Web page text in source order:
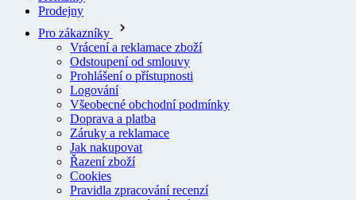
Pro zákazníky
Vrácení a reklamace zboží
Odstoupení od smlouvy
Prohlášení o přístupnosti
Logování
Všeobecné obchodní podmínky
Doprava a platba
Záruky a reklamace
Jak nakupovat
Řazení zboží
Cookies
Pravidla zpracování recenzí
Ochrana osobních údajů